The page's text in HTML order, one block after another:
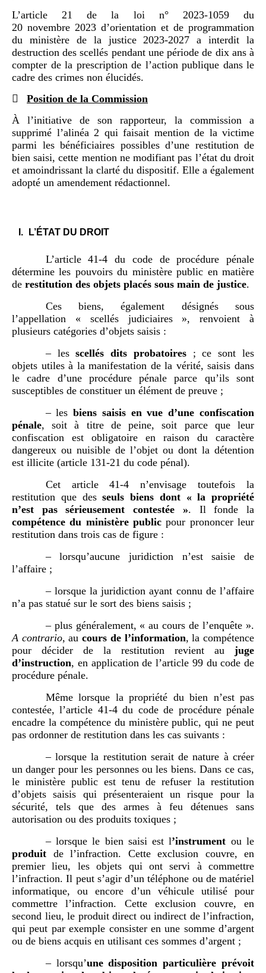
L’article 21 de la loi n° 2023-1059 du
20 novembre 2023 d’orientation et de programmation
du ministère de la justice 2023‑2027 a interdit la
destruction des scellés pendant une période de dix ans à
compter de la prescription de l’action publique dans le
cadre des crimes non élucidés.

Position de la Commission
À l’initiative de son rapporteur, la commission a
supprimé l’alinéa 2 qui faisait mention de la victime
parmi les bénéficiaires possibles d’une restitution de
bien saisi, cette mention ne modifiant pas l’état du droit
et amoindrissant la clarté du dispositif. Elle a également
adopté un amendement rédactionnel.
L’ÉTAT DU DROIT
L’article 41-4 du code de procédure pénale
détermine les pouvoirs du ministère public en matière
de restitution des objets placés sous main de justice.
Ces biens, également désignés sous
l’appellation « scellés judiciaires », renvoient à
plusieurs catégories d’objets saisis :
– lesscellés dits probatoires; ce sont les
objets utiles à la manifestation de la vérité, saisis dans
le cadre d’une procédure pénale parce qu’ils sont
susceptibles de constituer un élément de preuve ;
– lesbiens saisis en vue d’une confiscation
pénale, soit à titre de peine, soit parce que leur
confiscation est obligatoire en raison du caractère
dangereux ou nuisible de l’objet ou dont la détention
est illicite (article 131-21 du code pénal).
Cet article 41-4 n’envisage toutefois la
restitution que desseuls biens dont « la propriété
n’est pas sérieusement contestée
». Il fonde la
compétence du ministère public pour prononcer leur
restitution dans trois cas de figure :
– lorsqu’aucune juridiction n’est saisie de
l’affaire ;
– lorsque la juridiction ayant connu de l’affaire
n’a pas statué sur le sort des biens saisis ;
– plus généralement, « au cours de l’enquête ».
A contrario, aucours de l’information, la compétence
pour décider de la restitution revient au juge
d’instruction, en application de l’article 99 du code de
procédure pénale.
Même lorsque la propriété du bien n’est pas
contestée, l’article 41-4 du code de procédure pénale
encadre la compétence du ministère public, qui ne peut
pas ordonner de restitution dans les cas suivants :
– lorsque la restitution serait de nature à créer
un danger pour les personnes ou les biens. Dans ce cas,
le ministère public est tenu de refuser la restitution
d’objets saisis qui présenteraient un risque pour la
sécurité, tels que des armes à feu détenues sans
autorisation ou des produits toxiques ;
– lorsque le bien saisi est l’instrument ou le
produit de l’infraction. Cette exclusion couvre, en
premier lieu, les objets qui ont servi à commettre
l’infraction. Il peut s’agir d’un téléphone ou de matériel
informatique, ou encore d’un véhicule utilisé pour
commettre l’infraction. Cette exclusion couvre, en
second lieu, le produit direct ou indirect de l’infraction,
qui peut par exemple consister en une somme d’argent
ou de biens acquis en utilisant ces sommes d’argent ;
– lorsqu’une disposition particulière prévoit